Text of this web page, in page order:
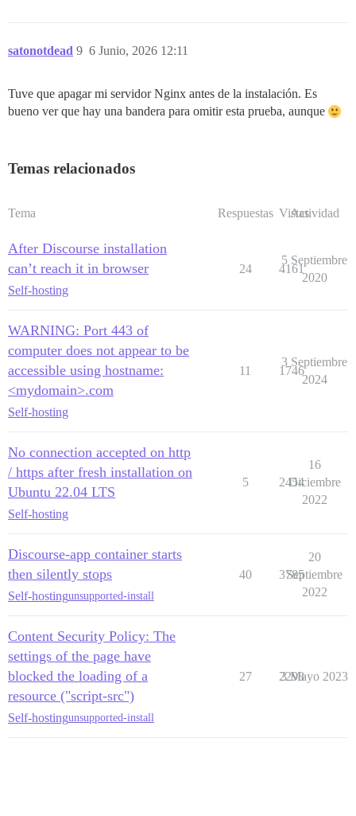
satonotdead 6 Junio, 2026 12:11
9
Tuve que apagar mi servidor Nginx antes de la instalación. Es
bueno ver que hay una bandera para omitir esta prueba, aunque
Temas relacionados
Tema Respuestas Vistas
Actividad
After Discourse installation
can’t reach it in browser
Self-hosting
24 4161
5 Septiembre
2020
WARNING: Port 443 of
computer does not appear to be
accessible using hostname:
<mydomain>.com
Self-hosting
11 1746
3 Septiembre
2024
No connection accepted on http
/ https after fresh installation on
Ubuntu 22.04 LTS
Self-hosting
5 2454
16
Diciembre
2022
Discourse-app container starts
then silently stops
Self-hostingunsupported-install
40 3785
20
Septiembre
2022
Content Security Policy: The
settings of the page have
blocked the loading of a
resource ("script-src")
Self-hostingunsupported-install
27 2298
3 Mayo 2023